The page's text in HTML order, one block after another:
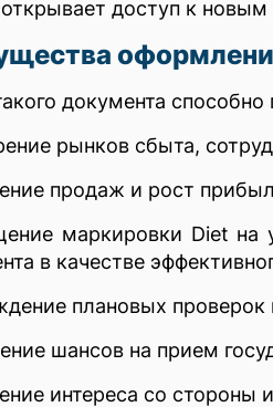
открывает доступ к
документа
рынков сбыта,
продаж и рост
маркировки Diet на
в качестве
плановых
шансов на прием
интереса со стороны